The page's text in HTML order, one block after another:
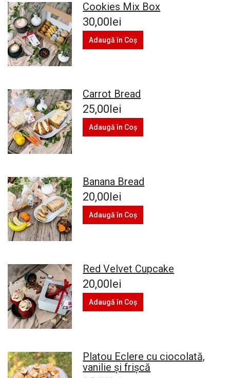
Cookies Mix Box
30,00lei
Adaugă în Coş
Carrot Bread
25,00lei
Adaugă în Coş
Banana Bread
20,00lei
Adaugă în Coş
Red Velvet Cupcake
20,00lei
Adaugă în Coş
Platou Eclere cu ciocolată,
vanilie și frișcă